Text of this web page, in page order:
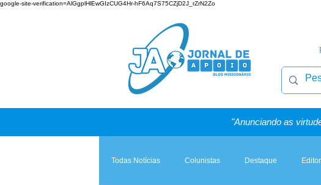
google-site-verification=AlGgplHlEwGIzCUG4Hr-hF6Aq7S75CZjD2J_rZrN2Zo
"Anunciando as
Todas Notícias Colunistas Destaque